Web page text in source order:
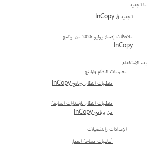
ما الجديد
الجديد في InCopy
ملاحظات إصدار يوليو 2026 من برنامج
InCopy
بدء الاستخدام
معلومات النظام والمنتج
متطلبات النظام لبرنامج InCopy
متطلبات النظام للإصدارات السابقة
من برنامج InCopy
الإعدادات والتفضيلات
أساسيات مساحة العمل